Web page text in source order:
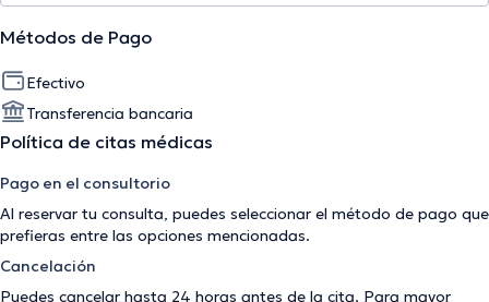
Métodos de Pago
Efectivo
Transferencia bancaria
Política de citas médicas
Pago en el consultorio
Al reservar tu consulta, puedes seleccionar el método de pago que
prefieras entre las opciones mencionadas.
Cancelación
Puedes cancelar hasta 24 horas antes de la cita. Para mayor